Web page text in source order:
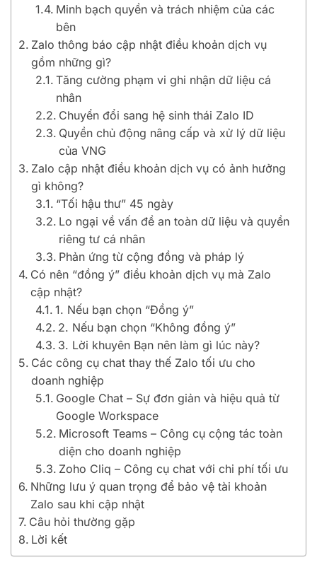
Minh bạch quyền và trách nhiệm của các
bên
Zalo thông báo cập nhật điều khoản dịch vụ
gồm những gì?
Tăng cường phạm vi ghi nhận dữ liệu cá
nhân
Chuyển đổi sang hệ sinh thái Zalo ID
Quyền chủ động nâng cấp và xử lý dữ liệu
của VNG
Zalo cập nhật điều khoản dịch vụ có ảnh hưởng
gì không?
“Tối hậu thư” 45 ngày
Lo ngại về vấn đề an toàn dữ liệu và quyền
riêng tư cá nhân
Phản ứng từ cộng đồng và pháp lý
Có nên “đồng ý” điều khoản dịch vụ mà Zalo
cập nhật?
1. Nếu bạn chọn “Đồng ý”
2. Nếu bạn chọn “Không đồng ý”
3. Lời khuyên Bạn nên làm gì lúc này?
Các công cụ chat thay thế Zalo tối ưu cho
doanh nghiệp
Google Chat – Sự đơn giản và hiệu quả từ
Google Workspace
Microsoft Teams – Công cụ cộng tác toàn
diện cho doanh nghiệp
Zoho Cliq – Công cụ chat với chi phí tối ưu
Những lưu ý quan trọng để bảo vệ tài khoản
Zalo sau khi cập nhật
Câu hỏi thường gặp
Lời kết